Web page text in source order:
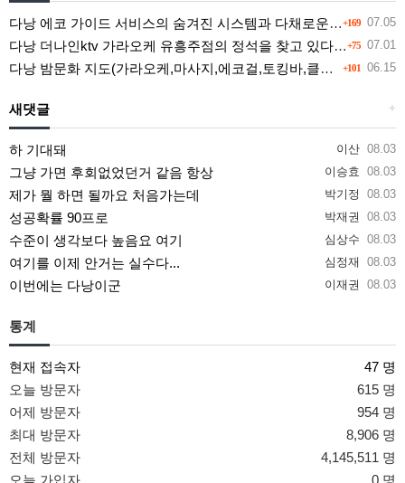
+169 07.05
다낭 에코 가이드 서비스의 숨겨진 시스템과 다채로운 인력 풀의 진실
+75 07.01
다낭 더나인ktv 가라오케 유흥주점의 정석을 찾고 있다면 여기
+101 06.15
다낭 밤문화 지도(가라오케,마사지,에코걸,토킹바,클럽) 유흥별 가격 및 후기공유
+
새댓글
이산 08.03
하 기대돼
이승효 08.03
그냥 가면 후회없었던거 같음 항상
박기정 08.03
제가 뭘 하면 될까요 처음가는데
박재권 08.03
성공확률 90프로
심상수 08.03
수준이 생각보다 높음요 여기
심정재 08.03
여기를 이제 안거는 실수다...
이재권 08.03
이번에는 다낭이군
통계
현재 접속자
47 명
오늘 방문자
615 명
어제 방문자
954 명
최대 방문자
8,906 명
전체 방문자
4,145,511 명
오늘 가입자
0 명